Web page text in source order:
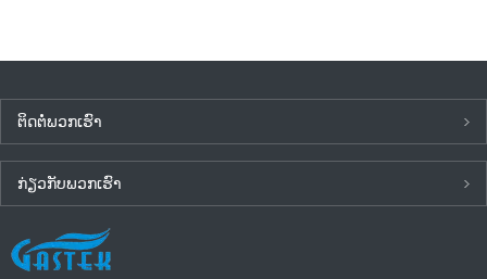
ຕິດ​ຕໍ່​ພວກ​ເຮົາ
ກ່ຽວ​ກັບ​ພວກ​ເຮົາ
ຂ່າວ​ລ່າ​ສຸດ